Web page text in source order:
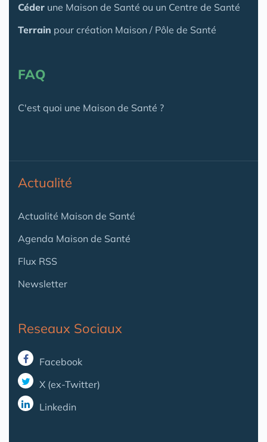
Céder une Maison de Santé ou un Centre de Santé
Terrain pour création Maison / Pôle de Santé
FAQ
C'est quoi une Maison de Santé ?
Actualité
Actualité Maison de Santé
Agenda Maison de Santé
Flux RSS
Newsletter
Reseaux Sociaux
Facebook
X (ex-Twitter)
Linkedin